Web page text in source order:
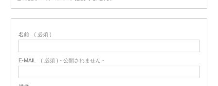
名前 ( 必須 )
E-MAIL ( 必須 ) - 公開されません -